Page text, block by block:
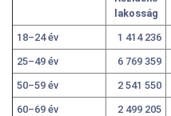
lakosság
18–24 év
1 414 236
25–49 év
6 769 359
50–59 év
2 541 550
60–69 év
2 499 205